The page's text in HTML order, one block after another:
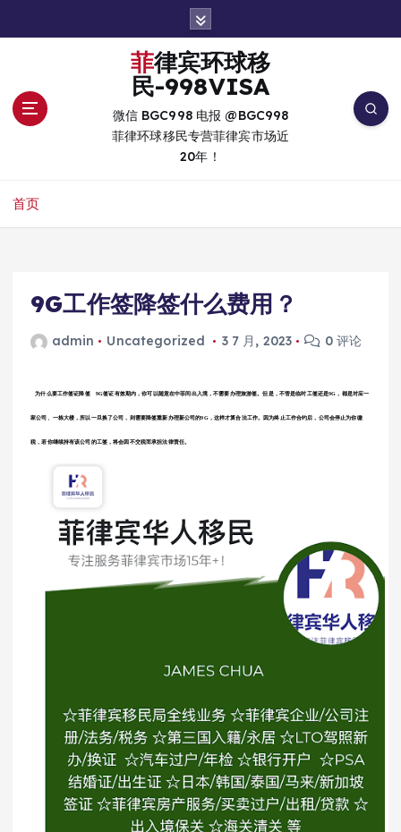
菲律宾环球移
民-998VISA
微信 BGC998 电报 @BGC998
菲律环球移民专营菲律宾市场近
20年！
首页
9G工作签降签什么费用？
admin Uncategorized 3 7 月, 2023 0 评论
为什么要工作签证降签 9G签证有效期内，你可以随意在中菲间出入境，不需要办理旅游签。但是，不管是临时工签还是9G，都是对应一
家公司、一栋大楼，所以一旦换了公司，则需要降签重新办理新公司的9G，这样才算合法工作。因为终止工作合约后，公司会停止为你缴
税，若你继续持有该公司的工签，将会因不交税而承担法律责任。